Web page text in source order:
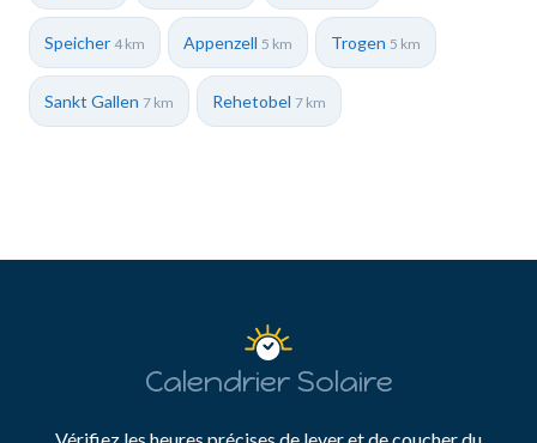
Speicher 4 km Appenzell 5 km Trogen 5 km
Sankt Gallen 7 km Rehetobel 7 km
Calendrier Solaire
Vérifiez les heures précises de lever et de coucher du